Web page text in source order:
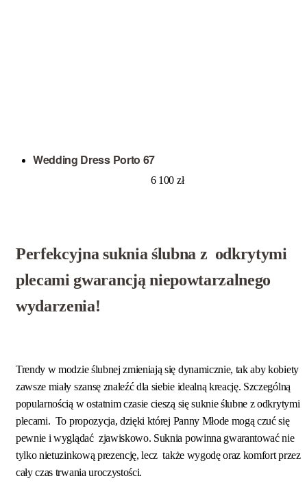
Wedding Dress Porto 67
6 100 zł
Perfekcyjna suknia ślubna z odkrytymi
plecami gwarancją niepowtarzalnego
wydarzenia!
Trendy w modzie ślubnej zmieniają się dynamicznie, tak aby kobiety
zawsze miały szansę znaleźć dla siebie idealną kreację. Szczególną
popularnością w ostatnim czasie cieszą się suknie ślubne z odkrytymi
plecami. To propozycja, dzięki której Panny Młode mogą czuć się
pewnie i wyglądać zjawiskowo. Suknia powinna gwarantować nie
tylko nietuzinkową prezencję, lecz także wygodę oraz komfort przez
cały czas trwania uroczystości.